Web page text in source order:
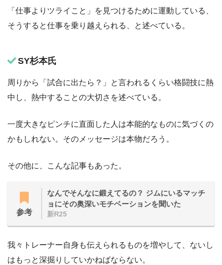
「仕事よりツライこと」を見つけるために運動している、
そうすると仕事を乗り越えられる、と述べている。
SY杉本氏
周りから「試合に出たら？」と言われるくらい格闘技に熱
中し、熱中することの大切さを述べている。
一度大きなピンチに直面した人は本能的なものに気づくの
かもしれない。そのメッセージは本物だろう。
その他に、こんな記事もあった。
参考
なんでそんなに鍛えてるの？ ジムにいるマッチ
ョにその奥深いモチベーションを聞いた
新R25
我々トレーナー自身も伝えられるものを増やして、ないし
はもっと深掘りしていかねばならない。